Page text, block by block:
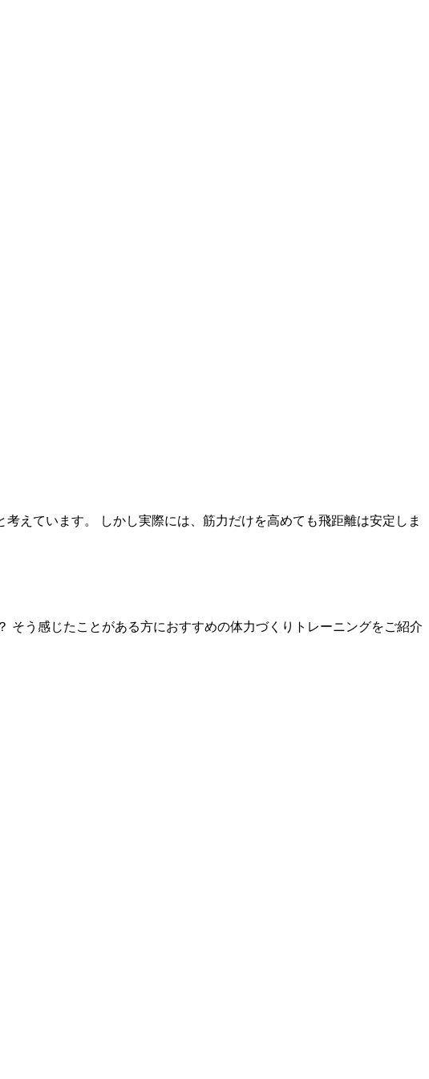
えています。 しかし実際には、筋力だけを高めても飛距離は安定しま
そう感じたことがある方におすすめの体力づくりトレーニングをご紹介